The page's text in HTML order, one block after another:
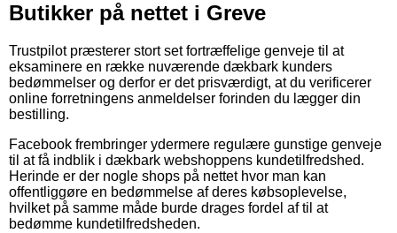
Butikker på nettet i Greve
Trustpilot præsterer stort set fortræffelige genveje til at
eksaminere en række nuværende dækbark kunders
bedømmelser og derfor er det prisværdigt, at du verificerer
online forretningens anmeldelser forinden du lægger din
bestilling.
Facebook frembringer ydermere regulære gunstige genveje
til at få indblik i dækbark webshoppens kundetilfredshed.
Herinde er der nogle shops på nettet hvor man kan
offentliggøre en bedømmelse af deres købsoplevelse,
hvilket på samme måde burde drages fordel af til at
bedømme kundetilfredsheden.